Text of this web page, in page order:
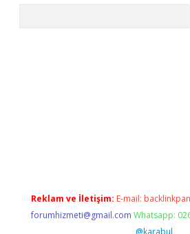
Reklam ve İletişim: E-mail:
forumhizmeti@gmail.com Whatsapp:
@karabul